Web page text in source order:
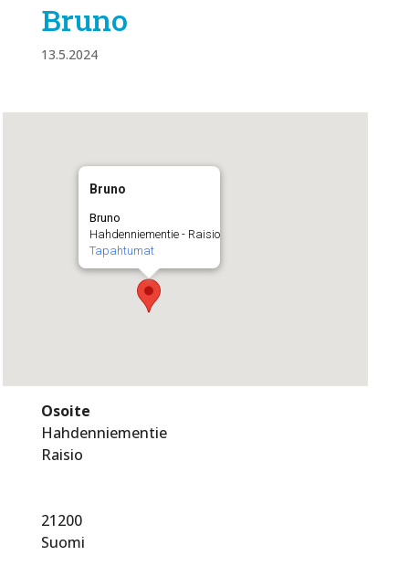
Bruno
13.5.2024
Bruno
Bruno
Hahdenniementie - Raisio
Tapahtumat
Osoite
Hahdenniementie
Raisio
21200
Suomi